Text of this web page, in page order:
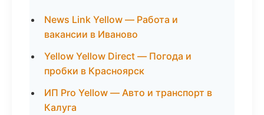
News Link Yellow — Работа и
вакансии в Иваново
Yellow Yellow Direct — Погода и
пробки в Красноярск
ИП Pro Yellow — Авто и транспорт в
Калуга